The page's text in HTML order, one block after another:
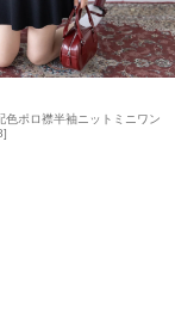
ポロ襟半袖ニットミニワン